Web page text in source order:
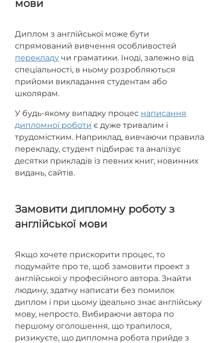
мови
Диплом з англійської може бути
спрямований вивчення особливостей
перекладу чи граматики. Іноді, залежно від
спеціальності, в ньому розробляються
прийоми викладання студентам або
школярам.
У будь-якому випадку процес написання
дипломної роботи є дуже тривалим і
трудомістким. Наприклад, вивчаючи правила
перекладу, студент підбирає та аналізує
десятки прикладів із певних книг, новинних
видань, сайтів.
Замовити дипломну роботу з
англійської мови
Якщо хочете прискорити процес, то
подумайте про те, щоб замовити проект з
англійської у професійного автора. Знайти
людину, здатну написати без помилок
диплом і при цьому ідеально знає англійську
мову, непросто. Вибираючи автора по
першому оголошення, що трапилося,
ризикуєте, що дипломна робота прийде з